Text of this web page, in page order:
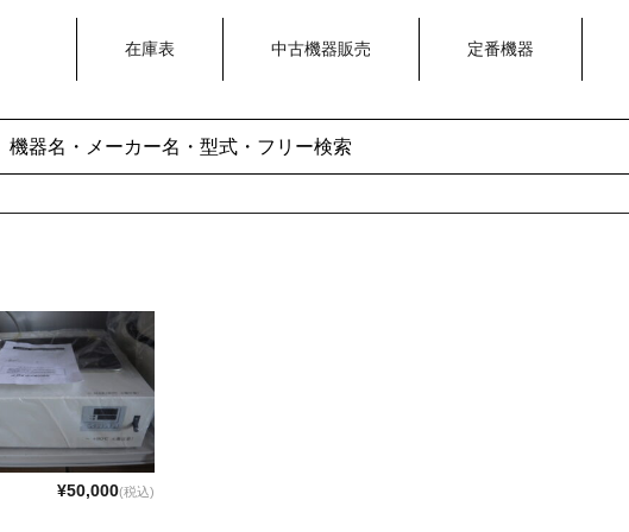
在庫表 中古機器販売 定番機器
Search
for:
¥50,000(税込)